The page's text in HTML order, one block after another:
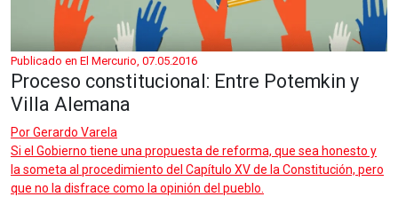
Publicado en El Mercurio, 07.05.2016
Proceso constitucional: Entre Potemkin y
Villa Alemana
PorGerardo Varela
Si el Gobierno tiene una propuesta de reforma, que sea honesto y
la someta al procedimiento del Capítulo XV de la Constitución, pero
que no la disfrace como la opinión del pueblo.